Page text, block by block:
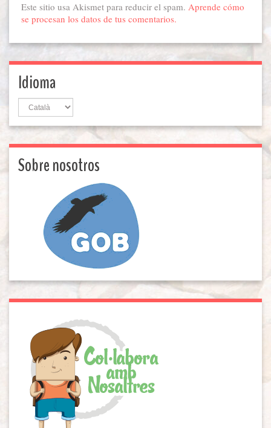
Este sitio usa Akismet para reducir el spam. Aprende cómo
se procesan los datos de tus comentarios.
Idioma
Idioma
Sobre nosotros